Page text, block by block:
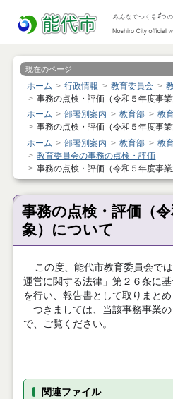
現在のページ
ホーム 行政情報 教育委員会
事務の点検・評価（令和５年度事
ホーム
部署別案内 教育部 教
事務の点検・評価（令和５年度事
ホーム
部署別案内 教育部
教
教育委員会の事務の点検・評価
事務の点検・評価（令和５年度事
事務の点検・評価（
象）について
この度、能代市教育委員会で
運営に関する法律」第２６条に
を行い、報告書として取りまとめ
つきましては、当該事務事業
で、ご覧ください。
関連ファイル